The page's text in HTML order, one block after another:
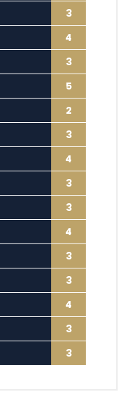
3
4
3
5
2
3
4
3
3
4
3
3
4
3
3